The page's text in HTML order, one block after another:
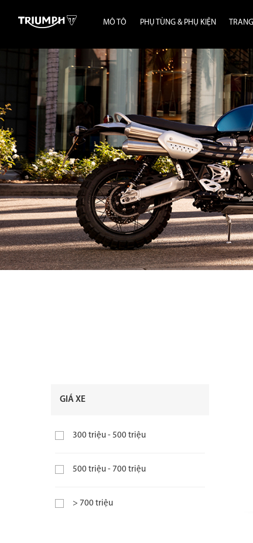
MÔ TÔ PHỤ TÙNG & PHỤ KIỆN
GIÁ XE
300 triệu - 500 triệu
500 triệu - 700 triệu
> 700 triệu